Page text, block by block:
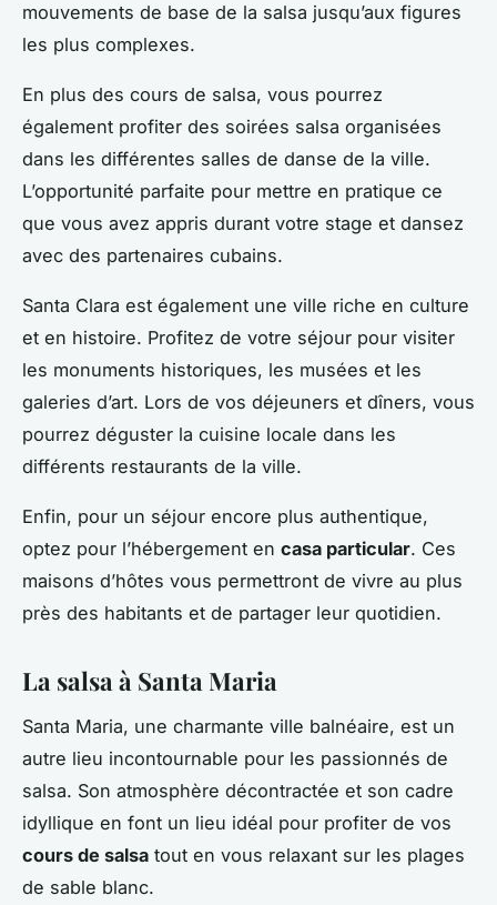
mouvements de base de la salsa jusqu’aux figures
les plus complexes.
En plus des cours de salsa, vous pourrez
également profiter des soirées salsa organisées
dans les différentes salles de danse de la ville.
L’opportunité parfaite pour mettre en pratique ce
que vous avez appris durant votre stage et dansez
avec des partenaires cubains.
Santa Clara est également une ville riche en culture
et en histoire. Profitez de votre séjour pour visiter
les monuments historiques, les musées et les
galeries d’art. Lors de vos déjeuners et dîners, vous
pourrez déguster la cuisine locale dans les
différents restaurants de la ville.
Enfin, pour un séjour encore plus authentique,
optez pour l’hébergement en casa particular. Ces
maisons d’hôtes vous permettront de vivre au plus
près des habitants et de partager leur quotidien.
La salsa à Santa Maria
Santa Maria, une charmante ville balnéaire, est un
autre lieu incontournable pour les passionnés de
salsa. Son atmosphère décontractée et son cadre
idyllique en font un lieu idéal pour profiter de vos
cours de salsa tout en vous relaxant sur les plages
de sable blanc.